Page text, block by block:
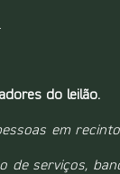
do leilão.
em
de serviços,